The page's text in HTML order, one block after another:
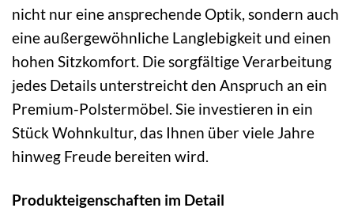
nicht nur eine ansprechende Optik, sondern auch
eine außergewöhnliche Langlebigkeit und einen
hohen Sitzkomfort. Die sorgfältige Verarbeitung
jedes Details unterstreicht den Anspruch an ein
Premium-Polstermöbel. Sie investieren in ein
Stück Wohnkultur, das Ihnen über viele Jahre
hinweg Freude bereiten wird.
Produkteigenschaften im Detail